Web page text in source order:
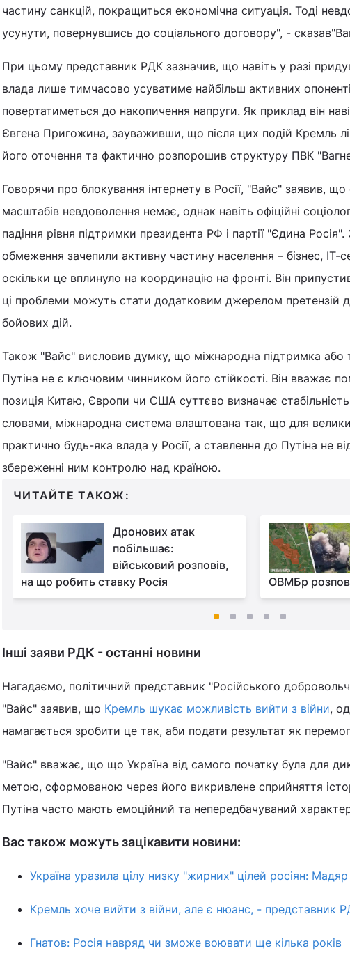
частину санкцій, покращиться економічна ситуація. Тоді
усунути, повернувшись до соціального договору", -
При цьому представник РДК зазначив, що навіть у разі
влада лише тимчасово усуватиме найбільш активних
повертатиметься до накопичення напруги. Як приклад він
Євгена Пригожина, зауваживши, що після цих подій Кремль
його оточення та фактично розпорошив структуру ПВК
Говорячи про блокування інтернету в Росії, "Вайс" заявив,
масштабів невдоволення немає, однак навіть офіційні
падіння рівня підтримки президента РФ і партії "Єдина
обмеження зачепили активну частину населення – бізнес, ІТ-
оскільки це вплинуло на координацію на фронті. Він
ці проблеми можуть стати додатковим джерелом претензій
бойових дій.
Також "Вайс" висловив думку, що міжнародна підтримка або
Путіна не є ключовим чинником його стійкості. Він вважає
позиція Китаю, Європи чи США суттєво визначає
словами, міжнародна система влаштована так, що для
практично будь-яка влада у Росії, а ставлення до Путіна не
збереженні ним контролю над країною.
ЧИТАЙТЕ ТАКОЖ:
Дронових атак
побільшає:
військовий розповів,
на що робить ставку Росія
ОВМБр
Інші заяви РДК - останні новини
Нагадаємо, політичний представник "Російського
"Вайс" заявив, що Кремль шукає можливість вийти з війни,
намагається зробити це так, аби подати результат як
"Вайс" вважає, що що Україна від самого початку була для
метою, сформованою через його викривлене сприйняття
Путіна часто мають емоційний та непередбачуваний
Вас також можуть зацікавити новини:
Україна уразила цілу низку "жирних" цілей росіян:
Кремль хоче вийти з війни, але є нюанс, - представник
Гнатов: Росія навряд чи зможе воювати ще кілька років